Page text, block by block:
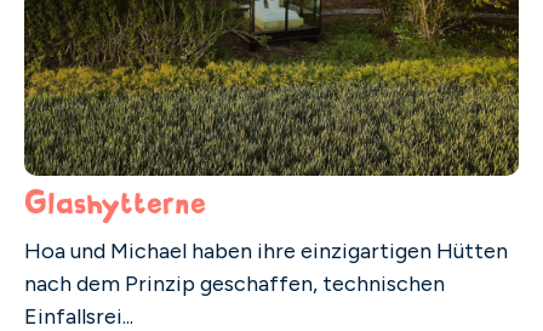
Glashytterne
Hoa und Michael haben ihre einzigartigen Hütten
nach dem Prinzip geschaffen, technischen
Einfallsrei...